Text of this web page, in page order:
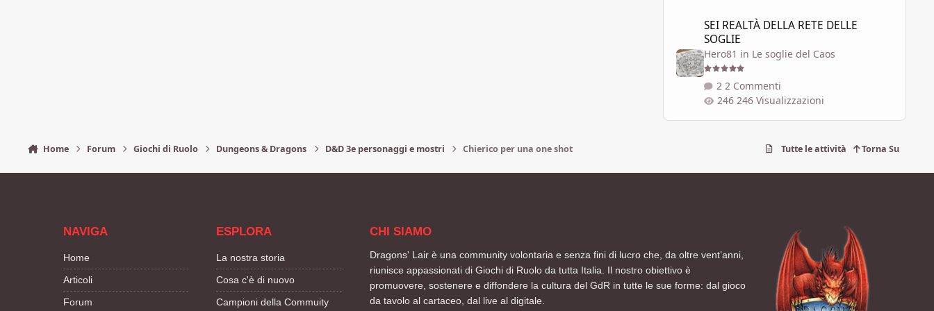
SEI REALTÀ DELLA RETE DELLE
SOGLIE
Hero81 in Le soglie del Caos
2 Commenti
246 Visualizzazioni
Home Forum Giochi di Ruolo Dungeons & Dragons D&D 3e personaggi e mostri Chierico per una one shot Tutte le attività Torna Su
NAVIGA
Home
Articoli
Forum
ESPLORA
La nostra storia
Cosa c'è di nuovo
Campioni della Commuity
CHI SIAMO
Dragons' Lair è una community volontaria e senza fini di lucro che, da oltre vent’anni,
riunisce appassionati di Giochi di Ruolo da tutta Italia. Il nostro obiettivo è
promuovere, sostenere e diffondere la cultura del GdR in tutte le sue forme: dal gioco
da tavolo al cartaceo, dal live al digitale.